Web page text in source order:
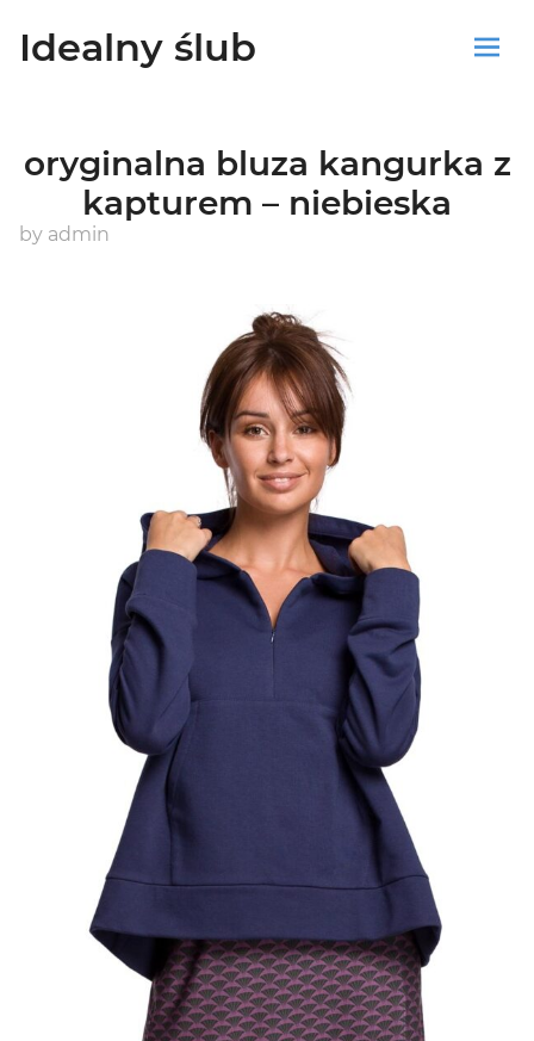
Idealny ślub
Blog
Koszyk
oryginalna bluza kangurka z
kapturem – niebieska
by admin